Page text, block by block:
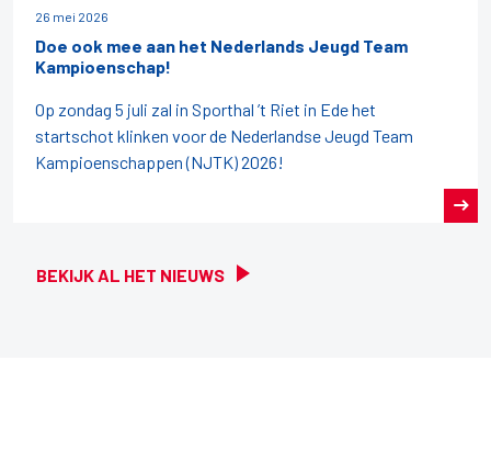
BEKIJK AL HET NIEUWS
26 mei 2026
Doe ook mee aan het Nederlands Jeugd Team
Kampioenschap!
Op zondag 5 juli zal in Sporthal ’t Riet in Ede het
startschot klinken voor de Nederlandse Jeugd Team
Kampioenschappen (NJTK) 2026!